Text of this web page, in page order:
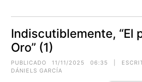
Indiscutiblemente, “El
Oro” (1)
PUBLICADO 11/11/2025 06:35 |
DÁNIELS GARCÍA